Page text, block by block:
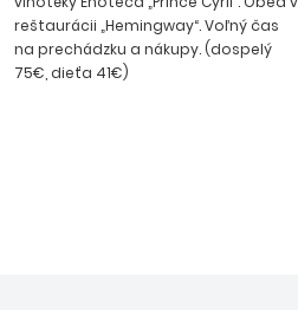
reštaurácii „Hemingway“. Voľný čas
na prechádzku a nákupy. (dospelý
75€, dieťa 41€)